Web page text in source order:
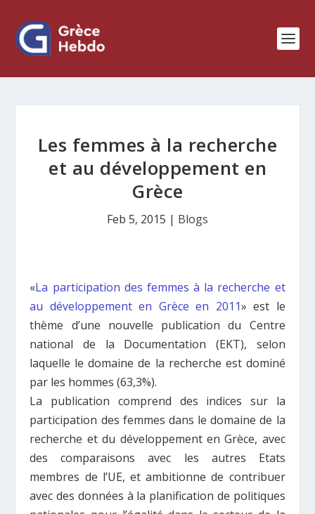
Les femmes à la recherche
et au développement en
Grèce
Feb 5, 2015 | Blogs
«La participation des femmes à la recherche et
au développement en Grèce en 2011» est le
thème d’une nouvelle publication du Centre
national de la Documentation (EKT), selon
laquelle le domaine de la recherche est dominé
par les hommes (63,3%).
La publication comprend des indices sur la
participation des femmes dans le domaine de la
recherche et du développement en Grèce, avec
des comparaisons avec les autres Etats
membres de l’UE, et ambitionne de contribuer
avec des données à la planification de politiques